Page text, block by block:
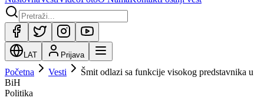
LAT Prijava
Početna Vesti
Šmit odlazi sa funkcije visokog predstavnika u
BiH
Politika